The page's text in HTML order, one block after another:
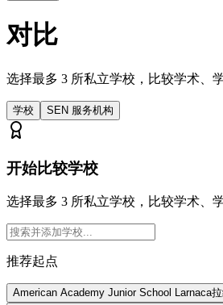
对比
选择最多 3 所私立学校，比较学术、
学校 SEN 服务机构
开始比较学校
选择最多 3 所私立学校，比较学术、
推荐起点
American Academy Junior School Larnaca